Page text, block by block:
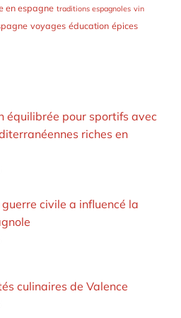
en espagne traditions espagnoles vin
voyages éducation épices
équilibrée pour sportifs avec
riches en
civile a influencé la
culinaires de Valence